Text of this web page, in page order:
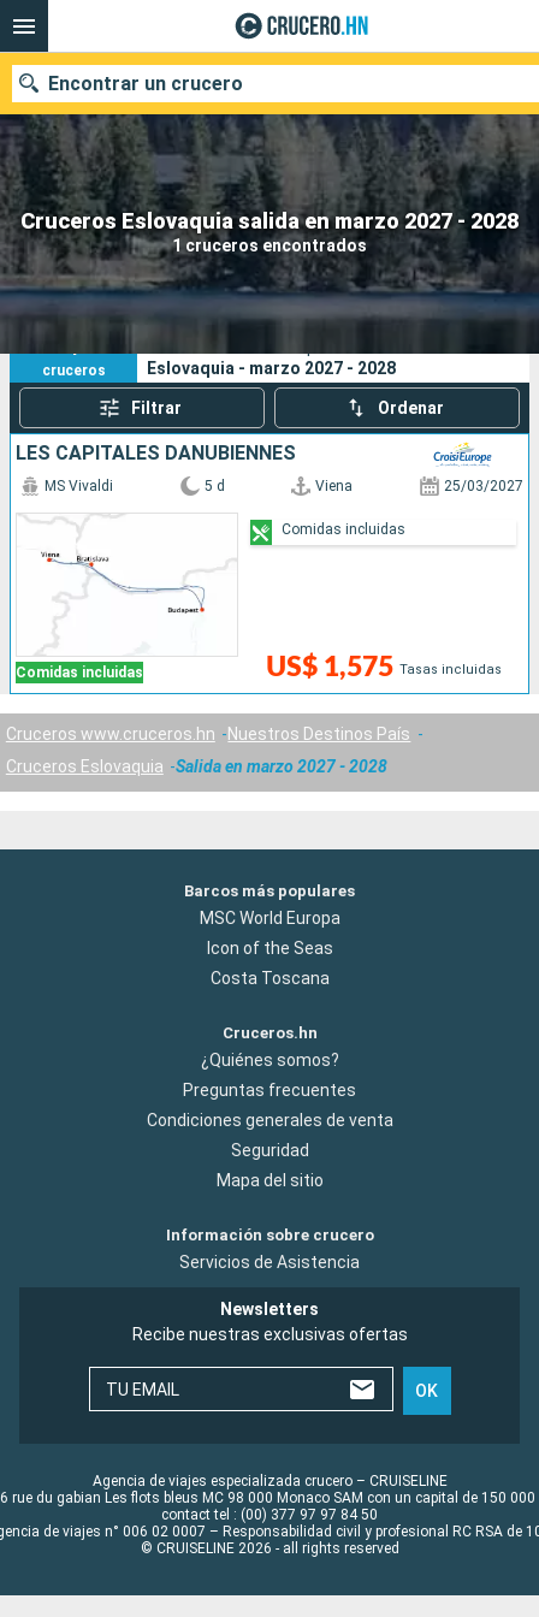
Cruceros Eslovaquia salida en marzo 2027 - 2028
1 cruceros encontrados
Encontrar un crucero
Nuestros destinos
Fecha de salida
Buscar
1
cruceros
Eslovaquia - marzo 2027 - 2028
Filtrar Ordenar
LES CAPITALES DANUBIENNES
Comidas incluidas
MS Vivaldi 5 d Viena 25/03/2027
US$ 1,575 Tasas incluidas
Comidas incluidas
Cruceros www.cruceros.hn
Nuestros Destinos País
Cruceros Eslovaquia
Salida en marzo 2027 - 2028
Barcos más populares
MSC World Europa
Icon of the Seas
Costa Toscana
Cruceros.hn
¿Quiénes somos?
Preguntas frecuentes
Condiciones generales de venta
Seguridad
Mapa del sitio
Información sobre crucero
Servicios de Asistencia
Newsletters
Recibe nuestras exclusivas ofertas
TU EMAIL OK
Agencia de viajes especializada crucero – CRUISELINE
rue du gabian Les flots bleus MC 98 000 Monaco SAM con un capital de 150 000
contact tel : (00) 377 97 97 84 50
de viajes n° 006 02 0007 – Responsabilidad civil y profesional RC RSA de
© CRUISELINE 2026 - all rights reserved